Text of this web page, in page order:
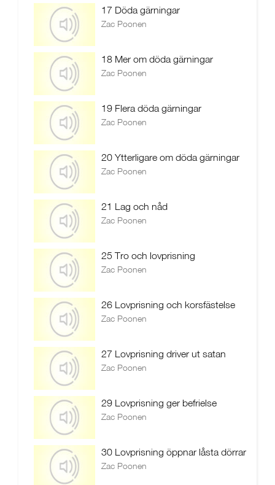
17 Döda gärningar
Zac Poonen
18 Mer om döda gärningar
Zac Poonen
19 Flera döda gärningar
Zac Poonen
20 Ytterligare om döda gärningar
Zac Poonen
21 Lag och nåd
Zac Poonen
25 Tro och lovprisning
Zac Poonen
26 Lovprisning och korsfästelse
Zac Poonen
27 Lovprisning driver ut satan
Zac Poonen
29 Lovprisning ger befrielse
Zac Poonen
30 Lovprisning öppnar låsta dörrar
Zac Poonen